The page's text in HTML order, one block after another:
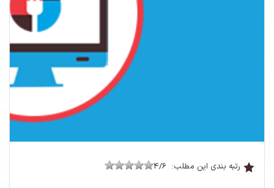
رتبه بندی این مطلب: 4/6